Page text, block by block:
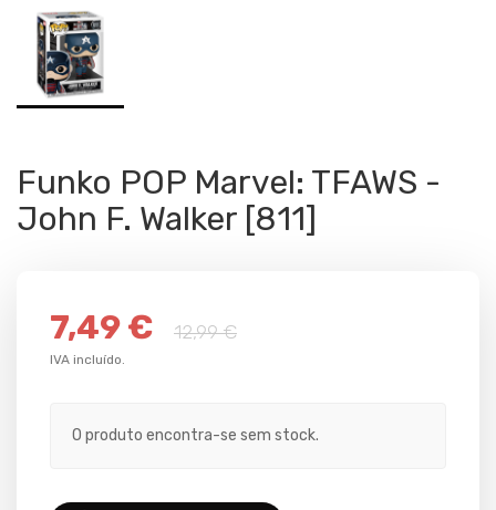
Funko POP Marvel: TFAWS -
John F. Walker [811]
7,49 € 12,99 €
IVA incluído.
O produto encontra-se sem stock.